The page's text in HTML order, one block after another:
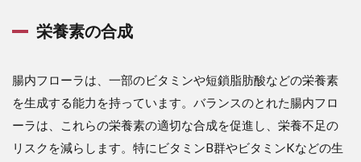
栄養素の合成
腸内フローラは、一部のビタミンや短鎖脂肪酸などの栄養素
を生成する能力を持っています。バランスのとれた腸内フロ
ーラは、これらの栄養素の適切な合成を促進し、栄養不足の
リスクを減らします。特にビタミンB群やビタミンKなどの生